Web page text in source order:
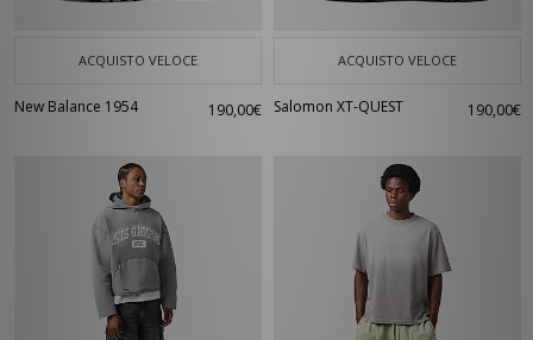
ACQUISTO VELOCE
New Balance 1954 190,00€
ACQUISTO VELOCE
Salomon XT-QUEST 190,00€